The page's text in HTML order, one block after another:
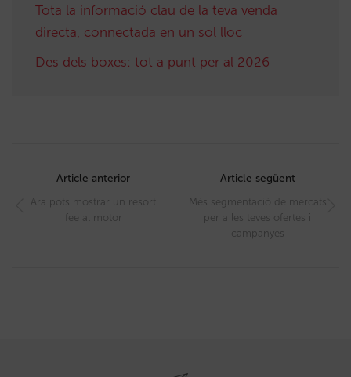
Tota la informació clau de la teva venda
directa, connectada en un sol lloc
Des dels boxes: tot a punt per al 2026
navigation
Article anterior
Ara pots mostrar un resort
fee al motor
Article següent
Més segmentació de mercats
per a les teves ofertes i
campanyes